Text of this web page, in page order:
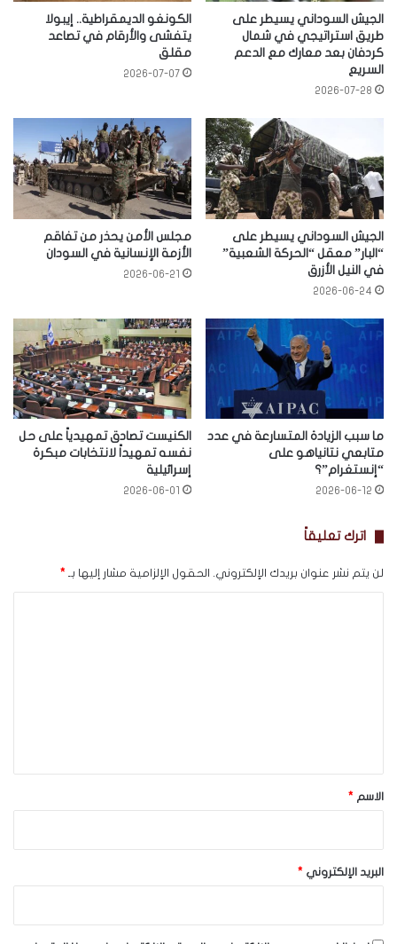
الجيش السوداني يسيطر على
طريق استراتيجي في شمال
كردفان بعد معارك مع الدعم
السريع
2026-07-28
الكونغو الديمقراطية.. إيبولا
يتفشى والأرقام في تصاعد
مقلق
2026-07-07
الجيش السوداني يسيطر على
“البار” معقل “الحركة الشعبية”
في النيل الأزرق
2026-06-24
مجلس الأمن يحذر من تفاقم
الأزمة الإنسانية في السودان
2026-06-21
ما سبب الزيادة المتسارعة في عدد
متابعي نتانياهو على
“إنستغرام”؟
2026-06-12
الكنيست تصادق تمهيدياً على حل
نفسه تمهيداً لانتخابات مبكرة
إسرائيلية
2026-06-01
اترك تعليقاً
لن يتم نشر عنوان بريدك الإلكتروني. الحقول الإلزامية مشار إليها بـ *
*الاسم *
البريد الإلكتروني *